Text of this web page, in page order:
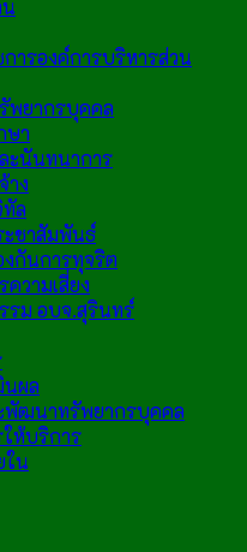
ารองค์การบริหารส่วน
พยากรบุคคล
ษา
นันทนาการ
าง
ล
ชาสัมพันธ์
กันการทุจริต
วามเสี่ยง
รม อบจ.สุรินทร์
นผล
พัฒนาทรัพยากรบุคคล
ห้บริการ
ใน